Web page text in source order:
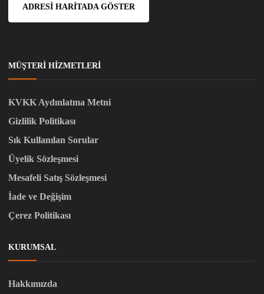
ADRESI HARITADA GÖSTER
MÜŞTERI HIZMETLERI
KVKK Aydınlatma Metni
Gizlilik Politikası
Sık Kullanılan Sorular
Üyelik Sözleşmesi
Mesafeli Satış Sözleşmesi
İade ve Değişim
Çerez Politikası
KURUMSAL
Hakkımızda